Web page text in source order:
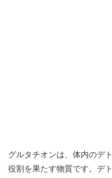
グルタチオンは、体内のデ
役割を果たす物質です。デ